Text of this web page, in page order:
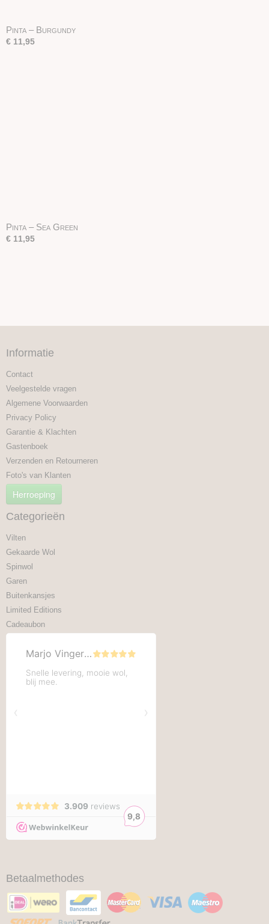
Pinta – Burgundy
€ 11,95
Pinta – Sea Green
€ 11,95
Informatie
Contact
Veelgestelde vragen
Algemene Voorwaarden
Privacy Policy
Garantie & Klachten
Gastenboek
Verzenden en Retourneren
Foto's van Klanten
Herroeping
Categorieën
Vilten
Gekaarde Wol
Spinwol
Garen
Buitenkansjes
Limited Editions
Cadeaubon
Betaalmethodes